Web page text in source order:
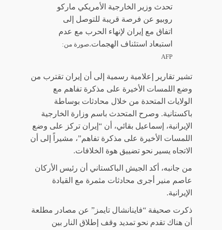
تحدث وزير الخارجية الأمريكي ماركو
روبيو عن فرصة قريبة للتوصل إلى
اتفاق مع إيران لإنهاء الحرب مع عدم
استبعاد استئناف الهجمات.صورة من:
AFP
تشير تقارير إعلامية رسمية إلى أن إيران تقترب من
وضع اللمسات الأخيرة على مذكرة تفاهم مع
الولايات المتحدة من خلال محادثات بوساطة
باكستانية. وصرح المتحدث باسم وزارة الخارجية
الإيرانية، إسماعيل بقائي، أن “إيران تركز على وضع
اللمسات الأخيرة على مذكرة تفاهم”، مشيراً إلى أن
الاتجاه يسير نحو تضييق هوة الخلافات.
من جانبه، أكد الجيش الباكستاني أن رئيس الأركان
عاصم منير أجرى محادثات مثمرة مع القيادة
الإيرانية.
ذكرت صحيفة “فاينانشال تايمز” عن مصادر مطلعة
أن هناك تقدم نحو تمديد وقف إطلاق النار بين